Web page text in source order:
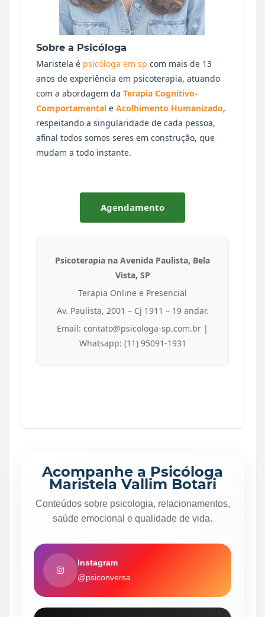
Sobre a Psicóloga
Maristela é psicóloga em sp com mais de 13
anos de experiência em psicoterapia, atuando
com a abordagem da Terapia Cognitivo-
Comportamental e Acolhimento Humanizado,
respeitando a singularidade de cada pessoa,
afinal todos somos seres em construção, que
mudam a todo instante.
Agendamento
Psicoterapia na Avenida Paulista, Bela
Vista, SP
Terapia Online e Presencial
Av. Paulista, 2001 – Cj 1911 – 19 andar.
Email: contato@psicologa-sp.com.br |
Whatsapp: (11) 95091-1931
Acompanhe a Psicóloga
Maristela Vallim Botari
Conteúdos sobre psicologia, relacionamentos,
saúde emocional e qualidade de vida.
Instagram
@psiconversa